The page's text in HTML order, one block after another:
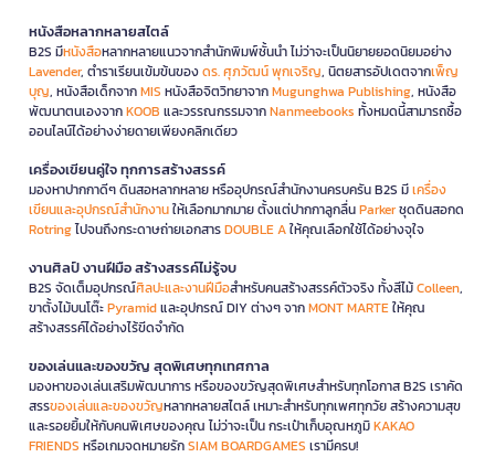
หนังสือหลากหลายสไตล์
B2S มีหนังสือหลากหลายแนวจากสำนักพิมพ์ชั้นนำ ไม่ว่าจะเป็นนิยายยอดนิยมอย่าง
Lavender, ตำราเรียนเข้มข้นของดร. ศุภวัฒน์ พุกเจริญ, นิตยสารอัปเดตจากเพ็ญ
บุญ, หนังสือเด็กจากMIS หนังสือจิตวิทยาจากMugunghwa Publishing, หนังสือ
พัฒนาตนเองจากKOOB และวรรณกรรมจากNanmeebooks ทั้งหมดนี้สามารถซื้อ
ออนไลน์ได้อย่างง่ายดายเพียงคลิกเดียว
เครื่องเขียนคู่ใจ ทุกการสร้างสรรค์
มองหาปากกาดีๆ ดินสอหลากหลาย หรืออุปกรณ์สำนักงานครบครัน B2S มีเครื่อง
เขียนและอุปกรณ์สำนักงานให้เลือกมากมาย ตั้งแต่ปากกาลูกลื่นParkerชุดดินสอกด
Rotringไปจนถึงกระดาษถ่ายเอกสารDOUBLE Aให้คุณเลือกใช้ได้อย่างจุใจ
งานศิลป์ งานฝีมือ สร้างสรรค์ไม่รู้จบ
B2S จัดเต็มอุปกรณ์ศิลปะและงานฝีมือสำหรับคนสร้างสรรค์ตัวจริง ทั้งสีไม้Colleen,
ขาตั้งไม้บนโต๊ะPyramidและอุปกรณ์ DIY ต่างๆ จากMONT MARTEให้คุณ
สร้างสรรค์ได้อย่างไร้ขีดจำกัด
ของเล่นและของขวัญ สุดพิเศษทุกเทศกาล
มองหาของเล่นเสริมพัฒนาการ หรือของขวัญสุดพิเศษสำหรับทุกโอกาส B2S เราคัด
สรรของเล่นและของขวัญหลากหลายสไตล์ เหมาะสำหรับทุกเพศทุกวัย สร้างความสุข
และรอยยิ้มให้กับคนพิเศษของคุณ ไม่ว่าจะเป็น กระเป๋าเก็บอุณหภูมิKAKAO
FRIENDS หรือเกมจดหมายรักSIAM BOARDGAMES เรามีครบ!